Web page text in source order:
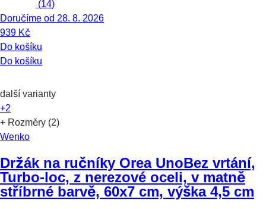
(14)
Doručíme od 28. 8. 2026
939 Kč
Do košíku
Do košíku
další varianty
+2
+ Rozměry (2)
Wenko
Držák na ručníky Orea UnoBez vrtání,
Turbo-loc, z nerezové oceli, v matně
stříbrné barvě, 60x7 cm, výška 4,5 cm